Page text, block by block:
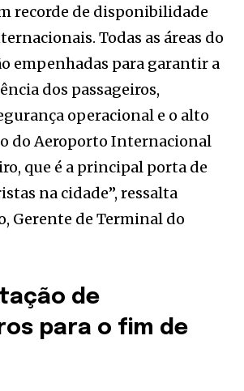
recorde de disponibilidade
Todas as áreas do
empenhadas para garantir a
dos passageiros,
operacional e o alto
do Aeroporto Internacional
que é a principal porta de
na cidade”, ressalta
Gerente de Terminal do
de
para o fim de